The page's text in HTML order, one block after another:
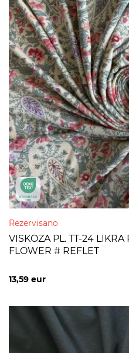
Rezervisano
VISKOZA PL. TT-24
FLOWER # REFLET
13,59 eur